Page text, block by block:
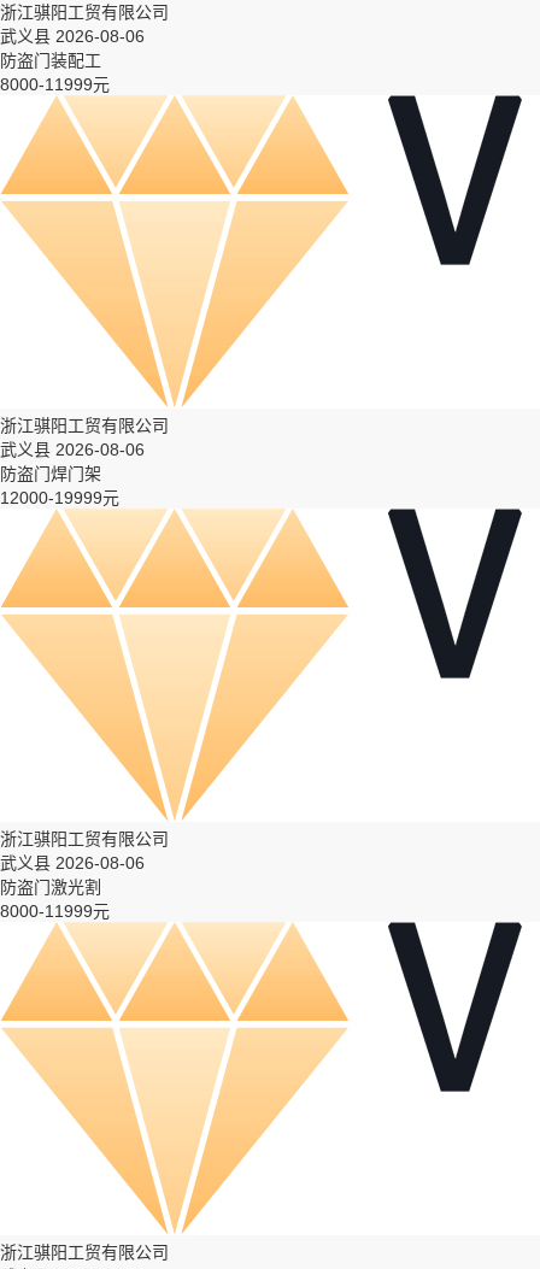
浙江骐阳工贸有限公司
武义县 2026-08-06
防盗门装配工
8000-11999元
浙江骐阳工贸有限公司
武义县 2026-08-06
防盗门焊门架
12000-19999元
浙江骐阳工贸有限公司
武义县 2026-08-06
防盗门激光割
8000-11999元
浙江骐阳工贸有限公司